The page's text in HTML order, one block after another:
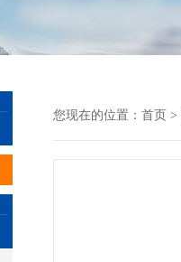
您现在的位置： 首页 >